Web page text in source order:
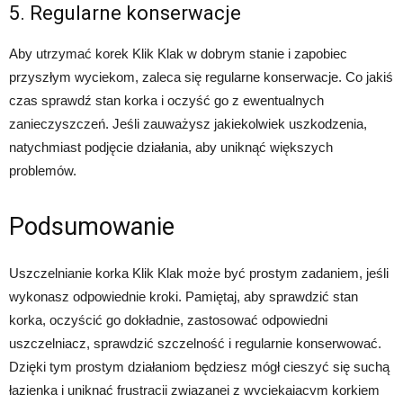
5. Regularne konserwacje
Aby utrzymać korek Klik Klak w dobrym stanie i zapobiec
przyszłym wyciekom, zaleca się regularne konserwacje. Co jakiś
czas sprawdź stan korka i oczyść go z ewentualnych
zanieczyszczeń. Jeśli zauważysz jakiekolwiek uszkodzenia,
natychmiast podjęcie działania, aby uniknąć większych
problemów.
Podsumowanie
Uszczelnianie korka Klik Klak może być prostym zadaniem, jeśli
wykonasz odpowiednie kroki. Pamiętaj, aby sprawdzić stan
korka, oczyścić go dokładnie, zastosować odpowiedni
uszczelniacz, sprawdzić szczelność i regularnie konserwować.
Dzięki tym prostym działaniom będziesz mógł cieszyć się suchą
łazienką i uniknąć frustracji związanej z wyciekającym korkiem